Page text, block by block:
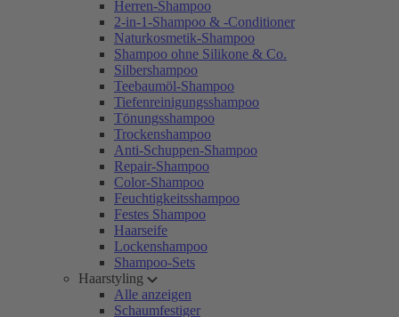
Herren-Shampoo
2-in-1-Shampoo & -Conditioner
Naturkosmetik-Shampoo
Shampoo ohne Silikone & Co.
Silbershampoo
Teebaumöl-Shampoo
Tiefenreinigungsshampoo
Tönungsshampoo
Trockenshampoo
Anti-Schuppen-Shampoo
Repair-Shampoo
Color-Shampoo
Feuchtigkeitsshampoo
Festes Shampoo
Haarseife
Lockenshampoo
Shampoo-Sets
Haarstyling
Alle anzeigen
Schaumfestiger